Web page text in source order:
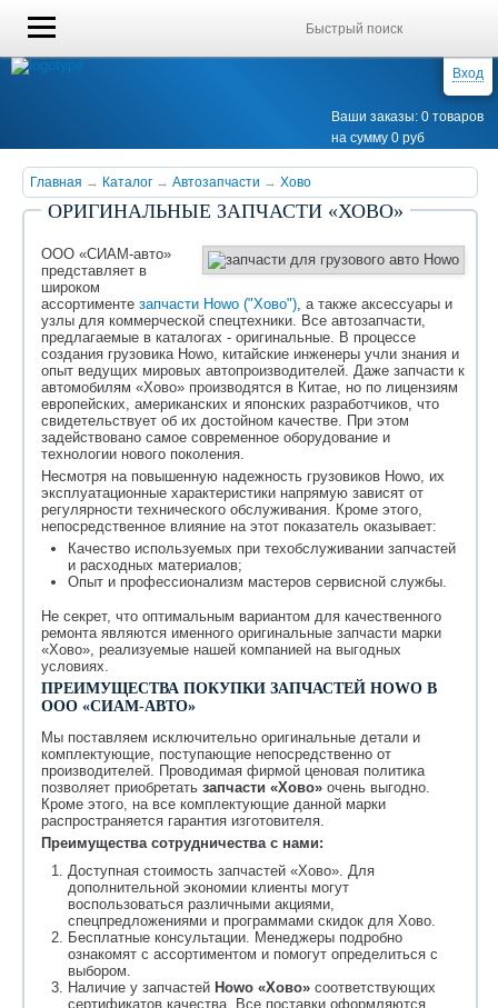
Вход
Ваши заказы: 0 товаров
на сумму 0 руб
Главная → Каталог → Автозапчасти → Хово
ОРИГИНАЛЬНЫЕ ЗАПЧАСТИ «ХОВО»
ООО «СИАМ-авто»
представляет в
широком
ассортименте запчасти Howo ("Хово"), а также аксессуары и
узлы для коммерческой спецтехники. Все автозапчасти,
предлагаемые в каталогах - оригинальные. В процессе
создания грузовика Howo, китайские инженеры учли знания и
опыт ведущих мировых автопроизводителей. Даже запчасти к
автомобилям «Хово» производятся в Китае, но по лицензиям
европейских, американских и японских разработчиков, что
свидетельствует об их достойном качестве. При этом
задействовано самое современное оборудование и
технологии нового поколения.
Несмотря на повышенную надежность грузовиков Howo, их
эксплуатационные характеристики напрямую зависят от
регулярности технического обслуживания. Кроме этого,
непосредственное влияние на этот показатель оказывает:
Качество используемых при техобслуживании запчастей
и расходных материалов;
Опыт и профессионализм мастеров сервисной службы.
Не секрет, что оптимальным вариантом для качественного
ремонта являются именного оригинальные запчасти марки
«Хово», реализуемые нашей компанией на выгодных
условиях.
ПРЕИМУЩЕСТВА ПОКУПКИ ЗАПЧАСТЕЙ HOWO В
ООО «СИАМ-АВТО»
Мы поставляем исключительно оригинальные детали и
комплектующие, поступающие непосредственно от
производителей. Проводимая фирмой ценовая политика
позволяет приобретать запчасти «Хово» очень выгодно.
Кроме этого, на все комплектующие данной марки
распространяется гарантия изготовителя.
Преимущества сотрудничества с нами:
Доступная стоимость запчастей «Хово». Для
дополнительной экономии клиенты могут
воспользоваться различными акциями,
спецпредложениями и программами скидок для Хово.
Бесплатные консультации. Менеджеры подробно
ознакомят с ассортиментом и помогут определиться с
выбором.
Наличие у запчастей Howo «Хово» соответствующих
сертификатов качества. Все поставки оформляются